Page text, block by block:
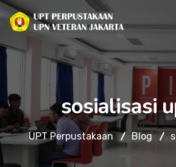
sosialisasi
UPT Perpustakaan Blog